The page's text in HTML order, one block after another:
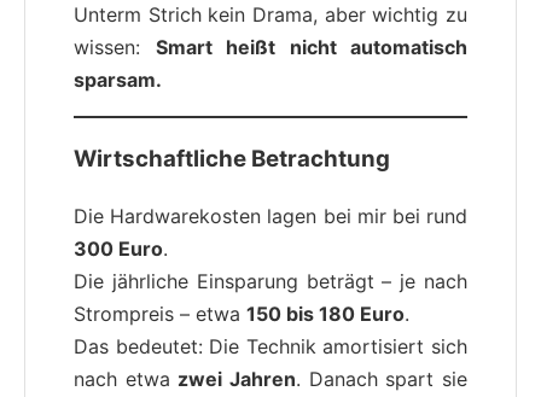
Unterm Strich kein Drama, aber wichtig zu
wissen: Smart heißt nicht automatisch
sparsam.
Wirtschaftliche Betrachtung
Die Hardwarekosten lagen bei mir bei rund
300 Euro.
Die jährliche Einsparung beträgt – je nach
Strompreis – etwa 150 bis 180 Euro.
Das bedeutet: Die Technik amortisiert sich
nach etwa zwei Jahren. Danach spart sie